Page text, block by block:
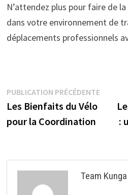
N’attendez plus pour faire de
dans votre environnement de
déplacements professionnels
Navigation
de
l’article
PUBLICATION PRÉCÉDENTE
Les Bienfaits du Vélo
pour la Coordination
:
Team Kunga